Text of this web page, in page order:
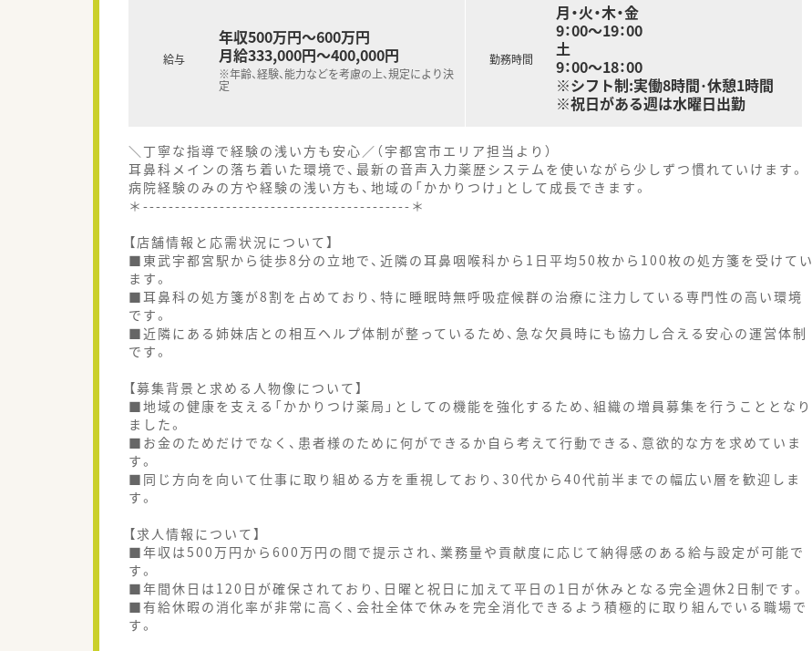
給与
年収500万円～600万円
月給333,000円～400,000円
※年齢、経験、能力などを考慮の上、規定により決
定
勤務時間
月・火・木・金
9：00～19：00
土
9：00～18：00
※シフト制:実働8時間･休憩1時間
※祝日がある週は水曜日出勤
＼丁寧な指導で経験の浅い方も安心／（宇都宮市エリア担当より）
耳鼻科メインの落ち着いた環境で、最新の音声入力薬歴システムを使いながら少しずつ慣れていけます。
病院経験のみの方や経験の浅い方も、地域の「かかりつけ」として成長できます。
＊------------------------------------------＊
【店舗情報と応需状況について】
■東武宇都宮駅から徒歩8分の立地で、近隣の耳鼻咽喉科から1日平均50枚から100枚の処方箋を受けてい
ます。
■耳鼻科の処方箋が8割を占めており、特に睡眠時無呼吸症候群の治療に注力している専門性の高い環境
です。
■近隣にある姉妹店との相互ヘルプ体制が整っているため、急な欠員時にも協力し合える安心の運営体制
です。
【募集背景と求める人物像について】
■地域の健康を支える「かかりつけ薬局」としての機能を強化するため、組織の増員募集を行うこととなり
ました。
■お金のためだけでなく、患者様のために何ができるか自ら考えて行動できる、意欲的な方を求めていま
す。
■同じ方向を向いて仕事に取り組める方を重視しており、30代から40代前半までの幅広い層を歓迎しま
す。
【求人情報について】
■年収は500万円から600万円の間で提示され、業務量や貢献度に応じて納得感のある給与設定が可能で
す。
■年間休日は120日が確保されており、日曜と祝日に加えて平日の1日が休みとなる完全週休2日制です。
■有給休暇の消化率が非常に高く、会社全体で休みを完全消化できるよう積極的に取り組んでいる職場で
す。